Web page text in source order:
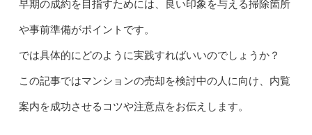
早期の成約を目指すためには、良い印象を与える掃除箇所
や事前準備がポイントです。
では具体的にどのように実践すればいいのでしょうか？
この記事ではマンションの売却を検討中の人に向け、内覧
案内を成功させるコツや注意点をお伝えします。